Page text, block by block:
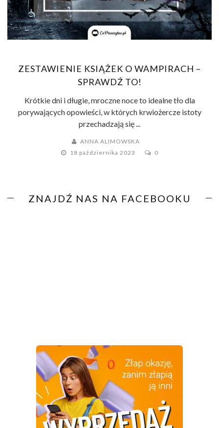
ZESTAWIENIE KSIĄŻEK O WAMPIRACH –
SPRAWDŹ TO!
Krótkie dni i długie, mroczne noce to idealne tło dla
porywających opowieści, w których krwiożercze istoty
przechadzają się ...
ANNA ALIMOWSKA
18 października 2023
0
ZNAJDŹ NAS NA FACEBOOKU